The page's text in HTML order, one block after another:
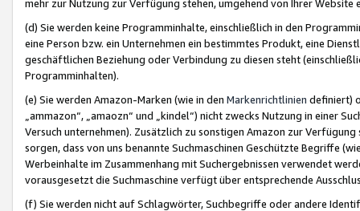
mehr zur Nutzung zur Verfügung stehen, umgehend von Ihrer
(d) Sie werden keine Programminhalte, einschließlich in den
eine Person bzw. ein Unternehmen ein bestimmtes Produkt, eine
geschäftlichen Beziehung oder Verbindung zu diesen steht
Programminhalten).
(e) Sie werden Amazon-Marken (wie in den Markenrichtlinien definiert)
„ammazon“, „amaozn“ und „kindel“) nicht zwecks Nutzung in einer
Versuch unternehmen). Zusätzlich zu sonstigen Amazon zur
sorgen, dass von uns benannte Suchmaschinen Geschützte Begriffe
Werbeinhalte im Zusammenhang mit Suchergebnissen verwendet
vorausgesetzt die Suchmaschine verfügt über entsprechende
(f) Sie werden nicht auf Schlagwörter, Suchbegriffe oder andere